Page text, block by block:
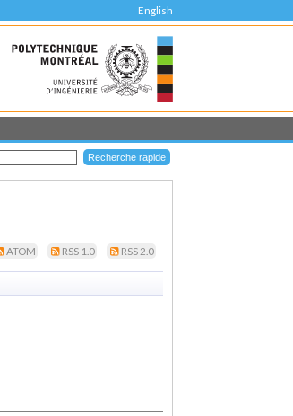
English
ATOM RSS 1.0 RSS 2.0